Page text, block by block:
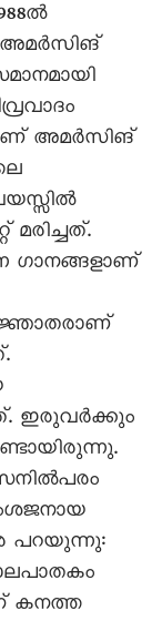
അമര്‍സിങ്
അമര്‍സിങ്
ഗാനങ്ങളാണ്
ഇരുവര്‍ക്കും
പറയുന്നു:
കനത്ത